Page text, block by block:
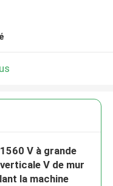
V à grande
V de mur
la machine